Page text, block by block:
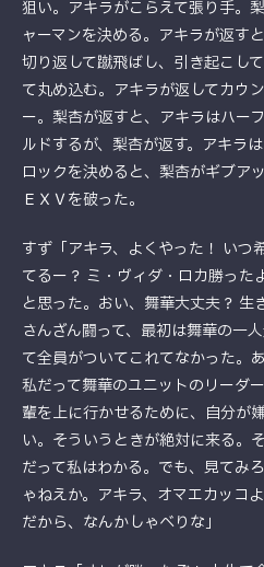
狙い。アキラがこらえて張り手。
ャーマンを決める。アキラが返す
切り返して蹴飛ばし、引き起こし
て丸め込む。アキラが返してカウ
ー。梨杏が返すと、アキラはハー
ルドするが、梨杏が返す。アキラ
ロックを決めると、梨杏がギブア
ＥＸＶを破った。
すず「アキラ、よくやった！ いつ
てるー？ ミ・ヴィダ・ロカ勝った
と思った。おい、舞華大丈夫？ 生
さんざん闘って、最初は舞華の一
て全員がついてこれてなかった。
私だって舞華のユニットのリーダ
輩を上に行かせるために、自分が
い。そういうときが絶対に来る。
だって私はわかる。でも、見てみ
ゃねえか。アキラ、オマエカッコ
だから、なんかしゃべりな」